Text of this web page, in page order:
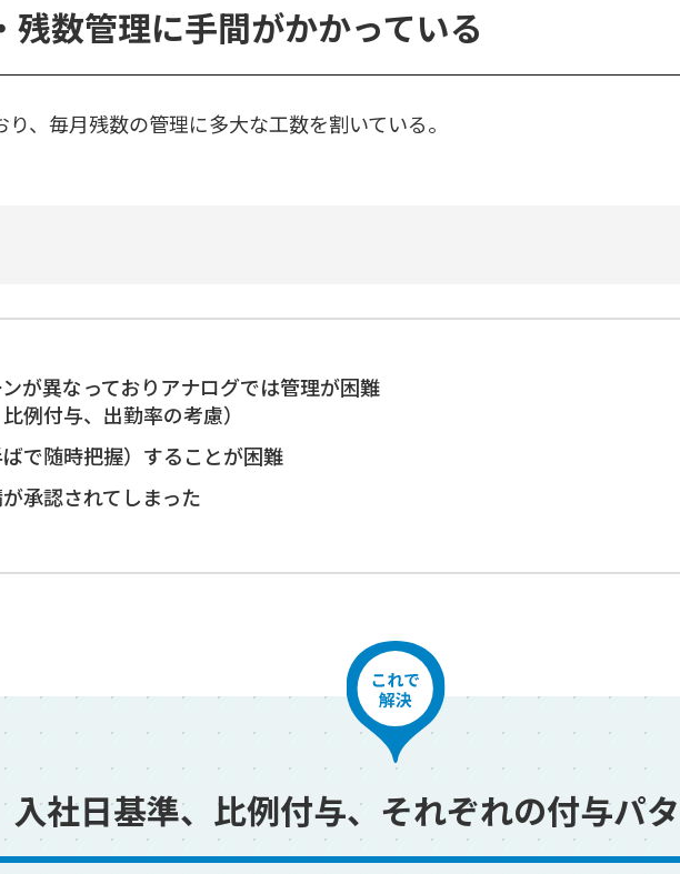
数管理に手間がかかっている
、毎月残数の管理に多大な工数を割いている。
が異なっておりアナログでは管理が困難
例付与、出勤率の考慮）
で随時把握）することが困難
承認されてしまった
入社日基準、比例付与、それぞれの付与パ